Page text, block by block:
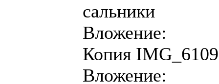
сальники
Вложение:
Копия
Вложение: